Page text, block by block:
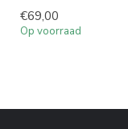
€69,00
Op voorraad